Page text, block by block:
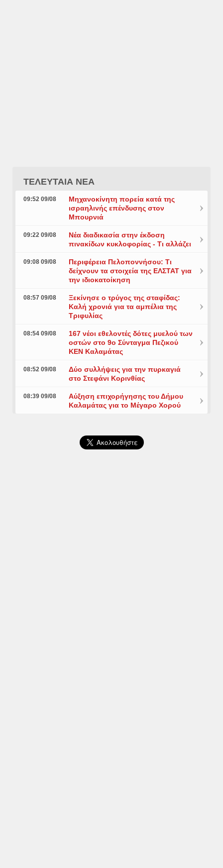
ΤΕΛΕΥΤΑΙΑ ΝΕΑ
09:52 09/08
Μηχανοκίνητη πορεία κατά της
ισραηλινής επένδυσης στον
Μπουρνιά
09:22 09/08
Νέα διαδικασία στην έκδοση
πινακίδων κυκλοφορίας - Τι αλλάζει
09:08 09/08
Περιφέρεια Πελοποννήσου: Τι
δείχνουν τα στοιχεία της ΕΛΣΤΑΤ για
την ιδιοκατοίκηση
08:57 09/08
Ξεκίνησε ο τρύγος της σταφίδας:
Καλή χρονιά για τα αμπέλια της
Τριφυλίας
08:54 09/08
167 νέοι εθελοντές δότες μυελού των
οστών στο 9ο Σύνταγμα Πεζικού
ΚΕΝ Καλαμάτας
08:52 09/08
Δύο συλλήψεις για την πυρκαγιά
στο Στεφάνι Κορινθίας
08:39 09/08
Αύξηση επιχορήγησης του Δήμου
Καλαμάτας για το Μέγαρο Χορού